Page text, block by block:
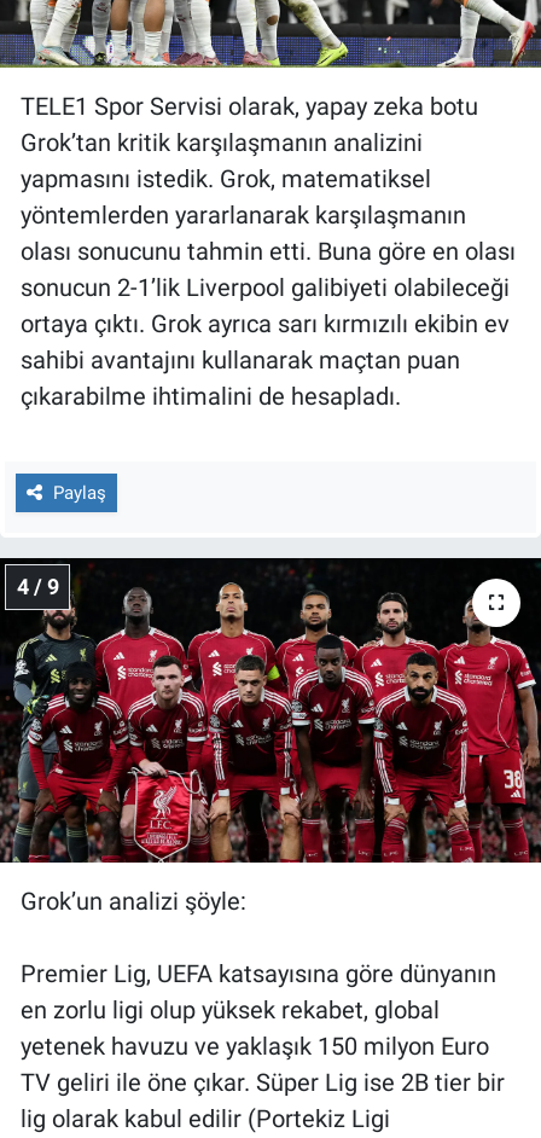
TELE1 Spor Servisi olarak, yapay zeka botu
Grok’tan kritik karşılaşmanın analizini
yapmasını istedik. Grok, matematiksel
yöntemlerden yararlanarak karşılaşmanın
olası sonucunu tahmin etti. Buna göre en olası
sonucun 2-1’lik Liverpool galibiyeti olabileceği
ortaya çıktı. Grok ayrıca sarı kırmızılı ekibin ev
sahibi avantajını kullanarak maçtan puan
çıkarabilme ihtimalini de hesapladı.
Paylaş
4 / 9
Grok’un analizi şöyle:
Premier Lig, UEFA katsayısına göre dünyanın
en zorlu ligi olup yüksek rekabet, global
yetenek havuzu ve yaklaşık 150 milyon Euro
TV geliri ile öne çıkar. Süper Lig ise 2B tier bir
lig olarak kabul edilir (Portekiz Ligi